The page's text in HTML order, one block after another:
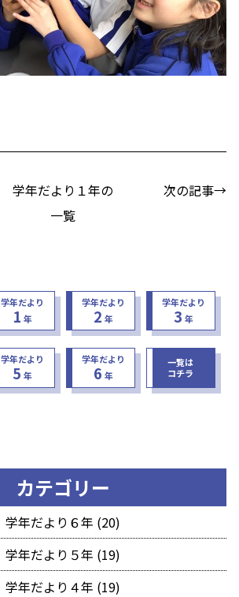
学年だより１年の
一覧
次の記事→
学年だより
1 年
学年だより
2 年
学年だより
3 年
学年だより
5 年
学年だより
6 年
一覧は
コチラ
カテゴリー
学年だより６年 (20)
学年だより５年 (19)
学年だより４年 (19)